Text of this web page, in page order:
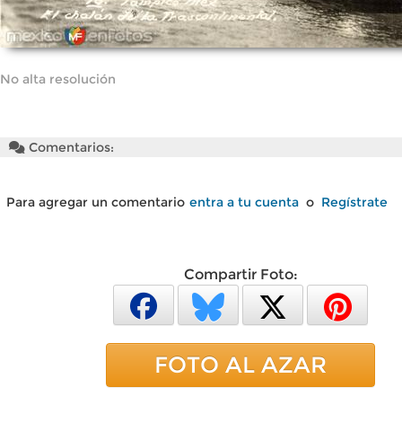
No alta resolución
Comentarios:
Para agregar un comentario entra a tu cuenta o Regístrate
Compartir Foto:
FOTO AL AZAR